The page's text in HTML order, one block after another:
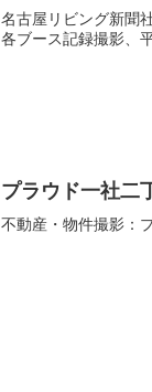
名古屋リビング新聞
各ブース記録撮影、
プラウド一社二
不動産・物件撮影：